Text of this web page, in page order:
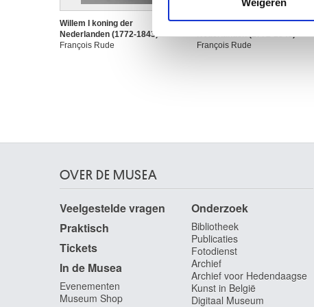
Willem I koning der
Nederlanden (1772-1843)
François Rude
Willem I, koning der
Nederlanden (1772-1843)
François Rude
OVER DE MUSEA
Veelgestelde vragen
Praktisch
Tickets
In de Musea
Evenementen
Museum Shop
Onderzoek
Bibliotheek
Publicaties
Fotodienst
Archief
Archief voor Hedendaagse
Kunst in België
Digitaal Museum